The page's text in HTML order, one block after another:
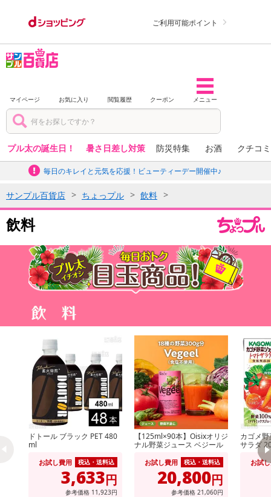
ご利用可能ポイント
マイページ お気に入り 閲覧履歴 クーポン メニュー
プル太の誕生日！ 暑さ日差し対策 防災特集 お酒 クチコ
毎日のキレイと元気を応援！ビューティーデー開催中♪
サンプル百貨店 ちょっプル 飲料
飲料
ドトール ブラック PET 480
ml
お試し費用 税込・送料込
3,633円
参考価格 11,923円
【125ml×90本】Oisixオリジ
ナル野菜ジュース ベジール
お試し費用 税込・送料込
20,800円
参考価格 21,060円
カゴメ
サラダ
お試